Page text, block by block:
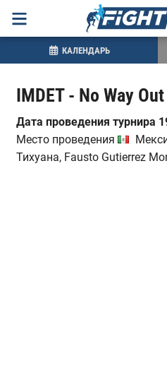
IMDET - No Way Out
Дата проведения турнира
Место проведения
Тихуана, Fausto Gutierrez
КАЛЕНДАРЬ